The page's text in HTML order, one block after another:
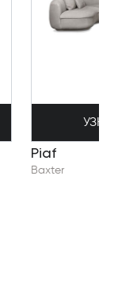
Piaf
Baxter